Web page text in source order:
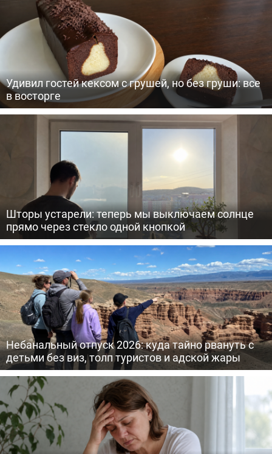
Удивил гостей кексом с грушей, но без груши: все
в восторге
Шторы устарели: теперь мы выключаем солнце
прямо через стекло одной кнопкой
Небанальный отпуск 2026: куда тайно рвануть с
детьми без виз, толп туристов и адской жары